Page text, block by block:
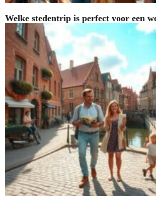
Welke stedentrip is perfect voor een